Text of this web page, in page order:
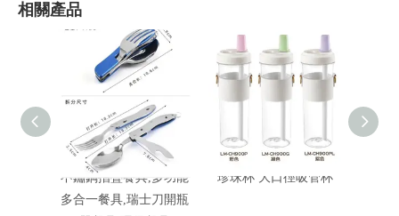
相關產品
不鏽鋼摺疊餐具,多功能
多合一餐具,瑞士刀開瓶
珍珠杯 大口徑吸管杯